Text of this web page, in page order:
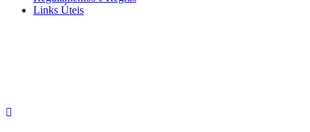
Links Úteis